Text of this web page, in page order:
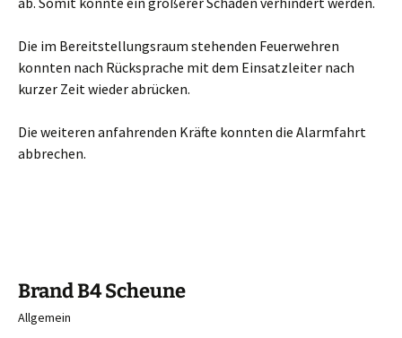
Die im Bereitstellungsraum stehenden Feuerwehren
konnten nach Rücksprache mit dem Einsatzleiter nach
kurzer Zeit wieder abrücken.
Die weiteren anfahrenden Kräfte konnten die Alarmfahrt
abbrechen.
Brand B4 Scheune
Allgemein